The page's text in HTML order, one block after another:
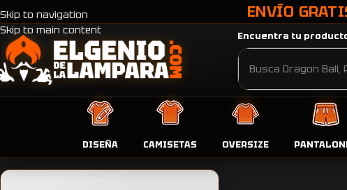
Skip to navigation
Skip to main content
ENVÍO
Encuentra tu
DISEÑA CAMISETAS OVERSIZE
Productos etiquetados “Taza Dragon Ball la lucha de Goku”